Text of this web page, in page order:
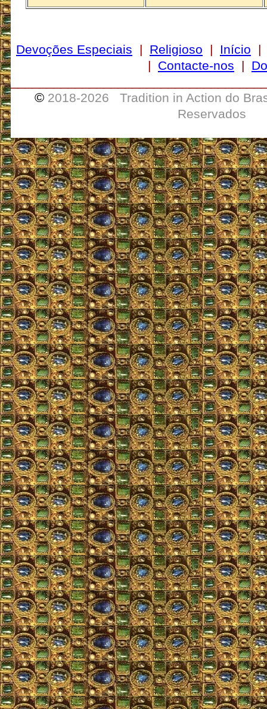
Devoções Especiais | Religioso | Início
| Contacte-nos |
© 2018-2026 Tradition in Action do
Reservados